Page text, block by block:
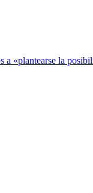
a «plantearse la